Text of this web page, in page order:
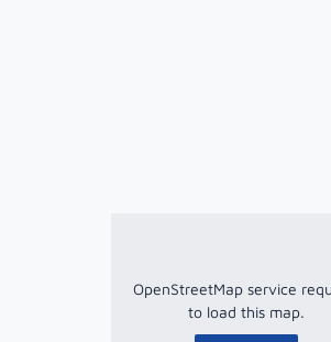
OpenStreetMap service
to load this map.